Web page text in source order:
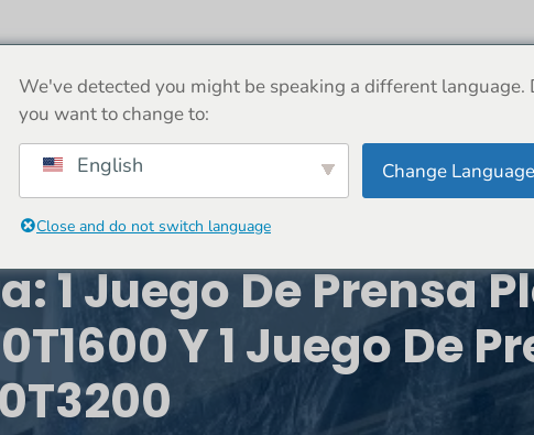
1 Juego De Prensa
Y 1 Juego De
We've detected you might be speaking a different language.
you want to change to:
English Change
Close and do not switch language